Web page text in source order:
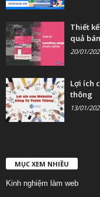
Thiết
quả
20/01/
Lợi ích
thông
13/01/
MỤC XEM NHIỀU
Kinh nghiệm làm web